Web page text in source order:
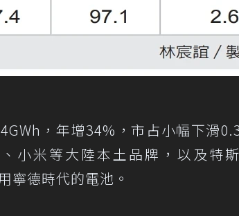
，年增34%，市占小幅下滑
小米等大陸本土品牌，以及特斯
寧德時代的電池。